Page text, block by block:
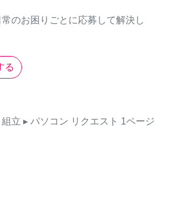
のお困りごとに応募して解決し
る
立 ▸ パソコン リクエスト 1ページ